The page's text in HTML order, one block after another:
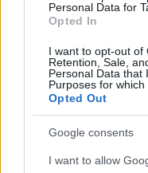
Personal Data for
Opted In
I want to opt-out of
Retention, Sale,
Personal Data that
Purposes for which
Opted Out
Google consents
I want to allow